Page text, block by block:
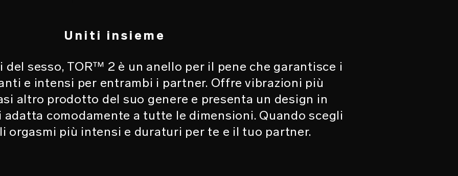
Uniti insieme
sesso, TOR™ 2 è un anello per il pene che garantisce i
e intensi per entrambi i partner. Offre vibrazioni più
altro prodotto del suo genere e presenta un design in
comodamente a tutte le dimensioni. Quando scegli
orgasmi più intensi e duraturi per te e il tuo partner.